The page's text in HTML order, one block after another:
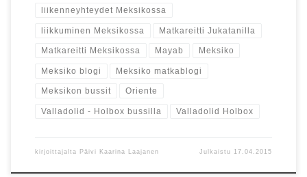
liikenneyhteydet Meksikossa
liikkuminen Meksikossa Matkareitti Jukatanilla
Matkareitti Meksikossa Mayab Meksiko
Meksiko blogi Meksiko matkablogi
Meksikon bussit Oriente
Valladolid - Holbox bussilla Valladolid Holbox
kirjoittajalta Päivi Kaarina Laajanen Julkaistu 17.04.2015